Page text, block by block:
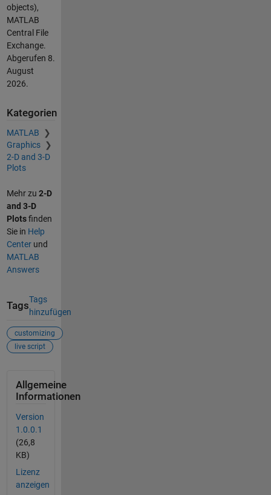
objects),
MATLAB
Central File
Exchange.
Abgerufen 8.
August
2026.
Kategorien
MATLAB
Graphics
2-D and 3-D
Plots
Mehr zu 2-D
and 3-D
Plotsfinden
Sie in Help
Centerund
MATLAB
Answers
Tags
Tags
hinzufügen
customizing
live script
Allgemeine
Informationen
Version
1.0.0.1
(26,8
KB)
Lizenz
anzeigen